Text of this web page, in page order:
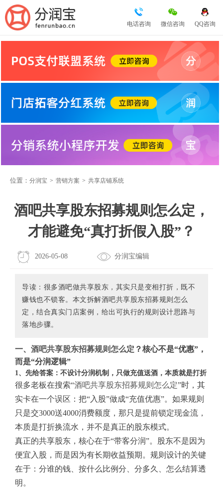
QQ咨询
微信咨询
电话咨询
位置： 分润宝 > 营销方案 > 共享店铺系统
酒吧共享股东招募规则怎么定，
才能避免“真打折假入股”？
2026-05-08 分润宝编辑
导读：很多酒吧做共享股东，其实只是变相打折，既不
赚钱也不锁客。本文拆解酒吧共享股东招募规则怎么
定，结合真实门店案例，给出可执行的规则设计思路与
落地步骤。
一、 酒吧共享股东招募规则怎么定 ？核心不是“优惠”，
而是“分润逻辑”
1、先给答案：不设计分润机制，只做充值送酒，本质就是打折
很多老板在搜索“酒吧共享股东招募规则怎么定”时，其
实卡在一个误区：把“入股”做成“充值优惠”。如果规则
只是交3000送4000消费额度，那只是提前锁定现金流，
本质是打折换流水，并不是真正的股东模式。
真正的共享股东，核心在于“带客分润”。股东不是因为
便宜入股，而是因为有长期收益预期。规则设计的关键
在于：分谁的钱、按什么比例分、分多久、怎么结算透
明。